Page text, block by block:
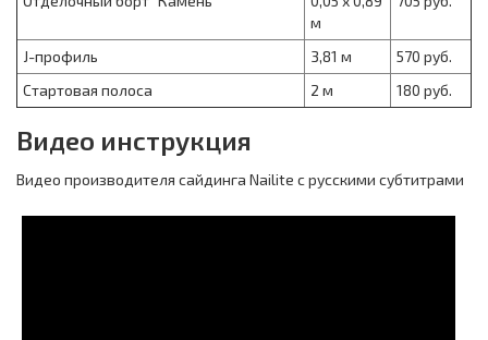
м
J-профиль 3,81 м
570 руб.
Стартовая полоса
2 м 180 руб.
Видео инструкция
Видео производителя сайдинга Nailite с русскими субтитрами